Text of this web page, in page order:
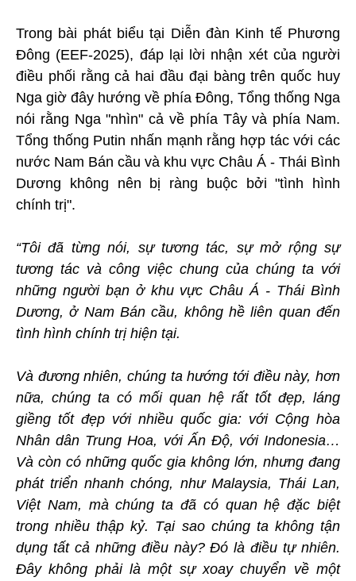
Trong bài phát biểu tại Diễn đàn Kinh tế Phương
Đông (EEF-2025), đáp lại lời nhận xét của người
điều phối rằng cả hai đầu đại bàng trên quốc huy
Nga giờ đây hướng về phía Đông, Tổng thống Nga
nói rằng Nga "nhìn" cả về phía Tây và phía Nam.
Tổng thống Putin nhấn mạnh rằng hợp tác với các
nước Nam Bán cầu và khu vực Châu Á - Thái Bình
Dương không nên bị ràng buộc bởi "tình hình
chính trị".
“Tôi đã từng nói, sự tương tác, sự mở rộng sự
tương tác và công việc chung của chúng ta với
những người bạn ở khu vực Châu Á - Thái Bình
Dương, ở Nam Bán cầu, không hề liên quan đến
tình hình chính trị hiện tại.
Và đương nhiên, chúng ta hướng tới điều này, hơn
nữa, chúng ta có mối quan hệ rất tốt đẹp, láng
giềng tốt đẹp với nhiều quốc gia: với Cộng hòa
Nhân dân Trung Hoa, với Ấn Độ, với Indonesia…
Và còn có những quốc gia không lớn, nhưng đang
phát triển nhanh chóng, như Malaysia, Thái Lan,
Việt Nam, mà chúng ta đã có quan hệ đặc biệt
trong nhiều thập kỷ. Tại sao chúng ta không tận
dụng tất cả những điều này? Đó là điều tự nhiên.
Đây không phải là một sự xoay chuyển về một